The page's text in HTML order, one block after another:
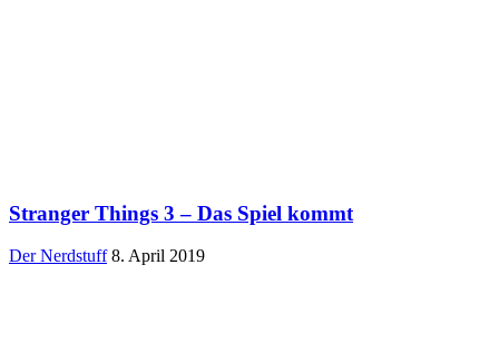
Stranger Things 3 – Das Spiel kommt
Der Nerdstuff 8. April 2019